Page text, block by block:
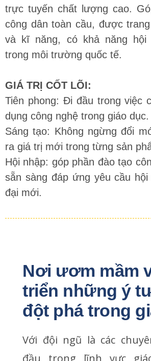
trực tuyến chất lượng cao.
công dân toàn cầu, được
và kĩ năng, có khả năng hội
trong môi trường quốc tế.
GIÁ TRỊ CỐT LÕI:
Tiên phong: Đi đầu trong việc
dụng công nghệ trong giáo dục.
Sáng tạo: Không ngừng đổi
ra giá trị mới trong từng sản
Hội nhập: góp phần đào tạo
sẵn sàng đáp ứng yêu cầu
đại mới.
Nơi ươm mầm
triển những ý
đột phá trong
Với đội ngũ là các